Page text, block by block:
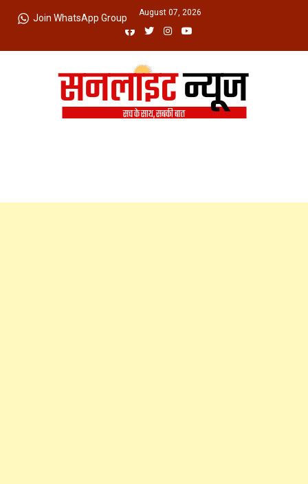
Friday, August 07, 2026
Join WhatsApp Group